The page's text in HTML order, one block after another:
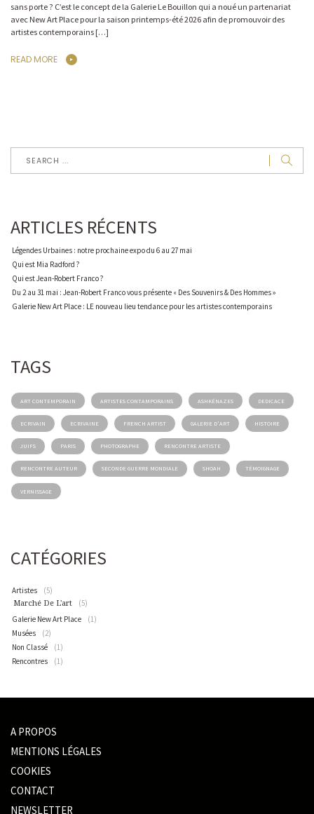
sans porte ? C’est le concept de la Galerie Le Bouillon qui a noué un partenariat
avec New Art Place pour la saison printemps-été 2026 afin de promouvoir des
artistes contemporains […]
READ MORE
ARTICLES RÉCENTS
Légendes Urbaines : notre prochaine expo du 6 au 27 mai
Qui est Mia Radford ?
Qui est Jean-Robert Franco ?
Du 2 au 31 mai : Jean-Robert Franco vous présente « Des Souvenirs & Des Hommes »
Galerie New Art Place : LE nouveau lieu tendance pour les artistes contemporains
TAGS
ART CONTEMPORAIN ARTISTES CONTAMPORAINS ASHKÉNAZES DEDICACE
ECRIVAIN ECRIVAINE FRENCH ARTIST GALERIE D'ART HISTOIRE
JUIFS PARIS PHOTOGRAPHE RENCONTRE ARTISTE
RENCONTRE AUTEUR SECONDE GUERRE MONDIALE SHOAH TÉMOIGNAGE
VERNISSAGE
CATÉGORIES
Artistes (5)
Marché De L'art
(5)
Galerie New Art Place
(1)
Musées
(2)
Non Classé
(1)
Rencontres
(1)
A PROPOS
MENTIONS LÉGALES
COOKIES
CONTACT
NEWSLETTER